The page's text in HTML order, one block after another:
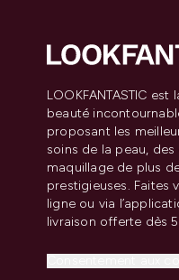
LOOKFANTASTIC
beauté
proposant les
soins de la peau,
maquillage de plus
prestigieuses. Faites
ligne ou via
livraison offerte dès